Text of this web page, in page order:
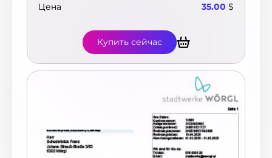
Цена 35.00 $
Купить сейчас